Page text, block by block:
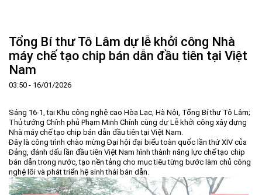
Lịch sử hình thành và phát triển
Tầm nhìn - Sứ mệnh
Lãnh đạo Ban Quản lý
Chức năng, nhiệm vụ
Tin tức - sự kiện ▼
Ban Quản lý Khu
Chính sách mới
Hợp tác quốc tế
Đào tạo và Nghiên cứu
Cách mạng công nghiệp lần thứ 4
Quy hoạch
Quy hoạch tổng thể
Ưu thế
Cơ sở hạ tầng
Cơ chế ưu đãi đầu tư
Cơ chế Một cửa
Nguồn nhân lực
Hướng dẫn đầu tư ▼
Trình tự, thủ tục đầu tư
Tiêu chí đầu tư
Lĩnh vực đầu tư
Văn bản pháp luật ▼
Các thủ tục hành chính
Doanh nghiệp
Thông báo ▼
Thông báo chung
Dữ liệu mở
Tổng Bí thư Tô Lâm dự lễ khởi công Nhà
máy chế tạo chip bán dẫn đầu tiên tại Việt
Nam
03:50 - 16/01/2026
Sáng 16-1, tại Khu công nghệ cao Hòa Lạc, Hà Nội, Tổng Bí thư Tô Lâm;
Thủ tướng Chính phủ Phạm Minh Chính cùng dự Lễ khởi công xây dựng
Nhà máy chế tạo chip bán dẫn đầu tiên tại Việt Nam.
Đây là công trình chào mừng Đại hội đại biểu toàn quốc lần thứ XIV của
Đảng, đánh dấu lần đầu tiên Việt Nam hình thành năng lực chế tạo chip
bán dẫn trong nước, tạo nền tảng cho mục tiêu từng bước làm chủ công
nghệ lõi và phát triển hệ sinh thái bán dẫn.